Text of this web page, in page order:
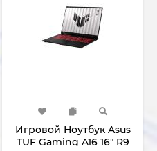
Игровой Ноутбук Asus
TUF Gaming A16 16" R9